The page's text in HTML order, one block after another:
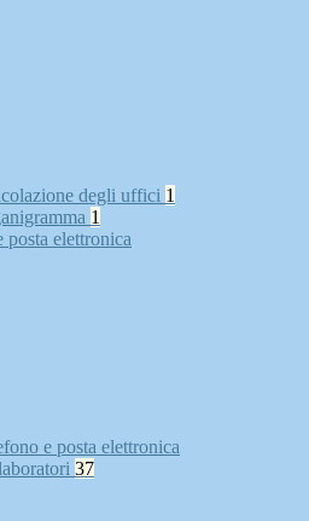
degli uffici 1
1
posta elettronica
e posta elettronica
37